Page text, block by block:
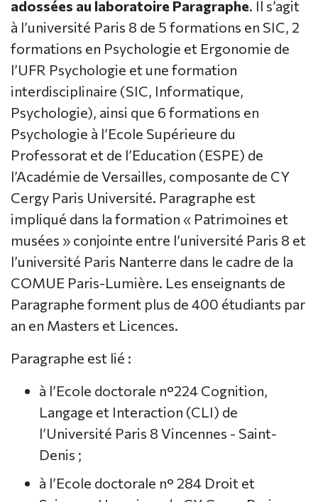
adossées au laboratoire Paragraphe. Il s’agit
à l’université Paris 8 de 5 formations en SIC, 2
formations en Psychologie et Ergonomie de
l’UFR Psychologie et une formation
interdisciplinaire (SIC, Informatique,
Psychologie), ainsi que 6 formations en
Psychologie à l’Ecole Supérieure du
Professorat et de l’Education (ESPE) de
l’Académie de Versailles, composante de CY
Cergy Paris Université. Paragraphe est
impliqué dans la formation « Patrimoines et
musées » conjointe entre l’université Paris 8 et
l’université Paris Nanterre dans le cadre de la
COMUE Paris-Lumière. Les enseignants de
Paragraphe forment plus de 400 étudiants par
an en Masters et Licences.
Paragraphe est lié :
à l’Ecole doctorale n°224 Cognition,
Langage et Interaction (CLI) de
l’Université Paris 8 Vincennes - Saint-
Denis ;
à l’Ecole doctorale n° 284 Droit et